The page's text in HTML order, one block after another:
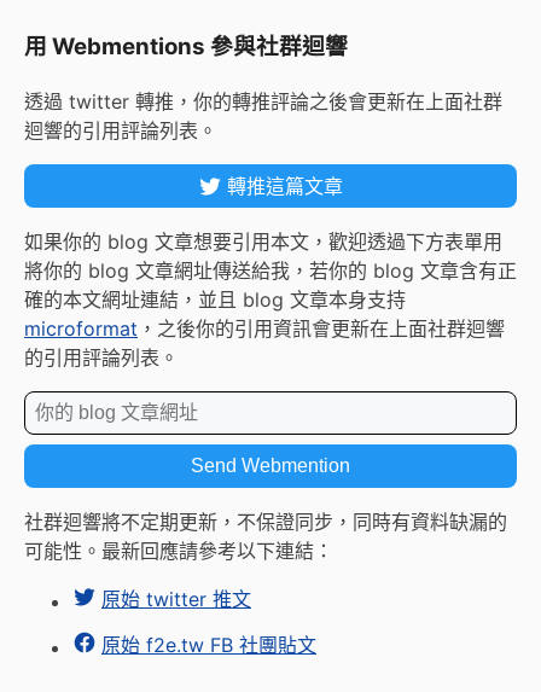
用 Webmentions 參與社群迴響
透過 twitter 轉推，你的轉推評論之後會更新在上面社群
迴響的引用評論列表。
轉推這篇文章
如果你的 blog 文章想要引用本文，歡迎透過下方表單用
將你的 blog 文章網址傳送給我，若你的 blog 文章含有正
確的本文網址連結，並且 blog 文章本身支持
microformat ，之後你的引用資訊會更新在上面社群迴響
的引用評論列表。
社群迴響將不定期更新，不保證同步，同時有資料缺漏的
可能性。最新回應請參考以下連結：
原始 twitter 推文
原始 f2e.tw FB 社團貼文